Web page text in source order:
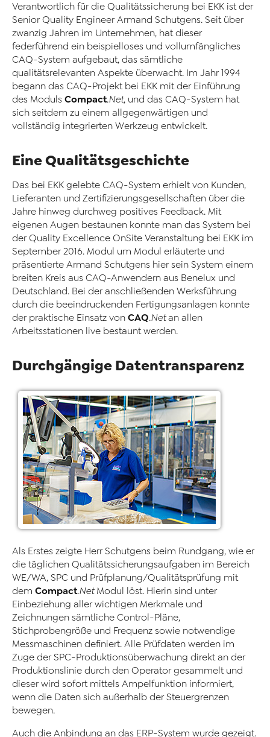
Verantwortlich für die Qualitätssicherung bei EKK ist der
Senior Quality Engineer Armand Schutgens. Seit über
zwanzig Jahren im Unternehmen, hat dieser
federführend ein beispielloses und vollumfängliches
CAQ-System aufgebaut, das sämtliche
qualitätsrelevanten Aspekte überwacht. Im Jahr 1994
begann das CAQ-Projekt bei EKK mit der Einführung
des Moduls Compact.Net, und das CAQ-System hat
sich seitdem zu einem allgegenwärtigen und
vollständig inte­grierten Werkzeug entwickelt.
Eine Qualitätsgeschichte
Das bei EKK gelebte CAQ-System erhielt von Kunden,
Lieferanten und Zertifizierungsgesellschaften über die
Jahre hinweg durchweg positives Feedback. Mit
eigenen Augen bestaunen konnte man das System bei
der Quality Excellence OnSite Veranstaltung bei EKK im
September 2016. Modul um Modul erläuterte und
präsentierte Armand Schutgens hier sein System einem
breiten Kreis aus CAQ-Anwendern aus Benelux und
Deutschland. Bei der anschließenden Werksführung
durch die beeindruckenden Fertigungsanlagen konnte
der praktische Einsatz von CAQ.Netan allen
Arbeitsstationen live bestaunt werden.
Durchgängige Datentransparenz
Als Erstes zeigte Herr Schutgens beim Rundgang, wie er
die täglichen Qualitätssicherungsaufgaben im Bereich
WE/WA, SPC und Prüfplanung/Qualitätsprüfung mit
dem Compact.NetModul löst. Hierin sind unter
Einbeziehung aller wichtigen Merkmale und
Zeichnungen sämtliche Control-Pläne,
Stichprobengröße und Frequenz sowie notwendige
Messmaschinen definiert. Alle Prüfdaten werden im
Zuge der SPC-Produktionsüberwachung direkt an der
Produktionslinie durch den Operator gesammelt und
dieser wird sofort mittels Ampelfunktion informiert,
wenn die Daten sich außerhalb der Steuergrenzen
bewegen.
Auch die Anbindung an das ERP-System wurde gezeigt.